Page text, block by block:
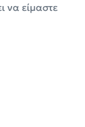
να είμαστε